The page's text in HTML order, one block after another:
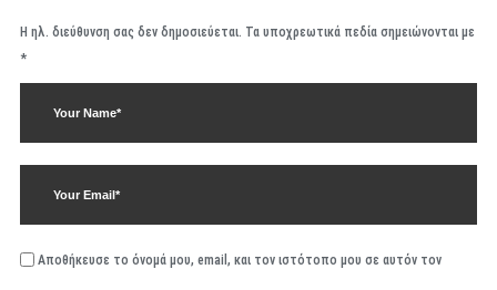
Η ηλ. διεύθυνση σας δεν δημοσιεύεται. Τα υποχρεωτικά πεδία σημειώνονται με
*
Αποθήκευσε το όνομά μου, email, και τον ιστότοπο μου σε αυτόν τον